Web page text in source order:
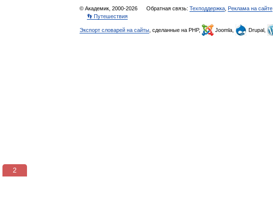
© Академик, 2000-2026 Обратная связь: Техподдержка Реклама на сайте
👣 Путешествия
Экспорт словарей на сайты , сделанные на PHP, Joomla, Drupal,
2